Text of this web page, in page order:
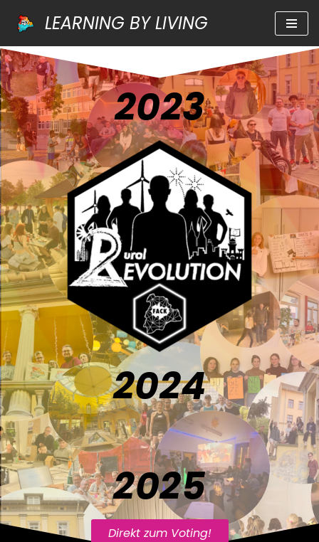
Inhalt
springen
LEARNING BY LIVING
2023
2024
2025
Direkt zum Voting!